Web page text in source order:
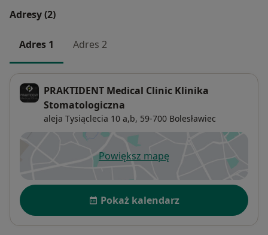
обследованиям, необходимым для лечения
решающее значение для успеха лечения.
Adresy (2)
Adres 1 Adres 2
PRAKTIDENT Medical Clinic Klinika
Stomatologiczna
aleja Tysiąclecia 10 a,b, 59-700 Bolesławiec
Powiększ mapęotwiera się w nowej karcie
Dostępność
Pokaż kalendarz